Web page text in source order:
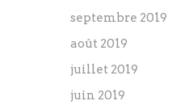
septembre 2019
août 2019
juillet 2019
juin 2019